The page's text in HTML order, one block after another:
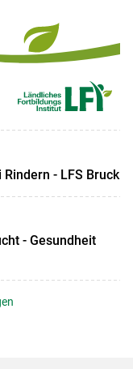
- LFS Bruck
- Gesundheit